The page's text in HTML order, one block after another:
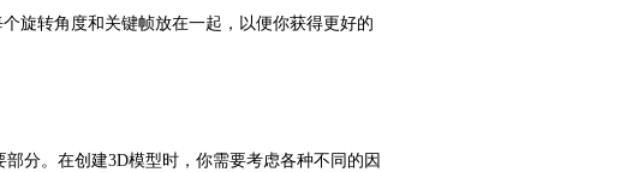
旋转角度和关键帧放在一起，以便你获得更好的
分。在创建3D模型时，你需要考虑各种不同的因